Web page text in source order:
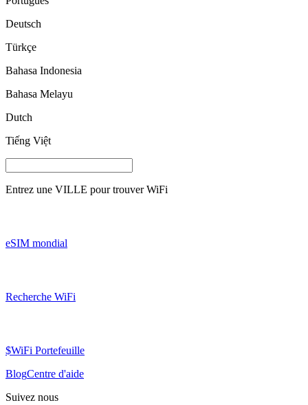
Deutsch
Türkçe
Bahasa Indonesia
Bahasa Melayu
Dutch
Tiếng Việt
Entrez une VILLE pour trouver WiFi
eSIM mondial
Recherche WiFi
$WiFi Portefeuille
BlogCentre d'aide
Suivez nous